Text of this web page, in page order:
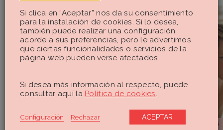
Trastornos Mentales
Si clica en “Aceptar” nos da su consentimiento
para la instalación de cookies. Si lo desea,
también puede realizar una configuración
acorde a sus preferencias, pero le advertimos
que ciertas funcionalidades o servicios de la
página web pueden verse afectados.
Si desea más información al respecto, puede
consultar aquí la Política de cookies.
Configuración Rechazar ACEPTAR